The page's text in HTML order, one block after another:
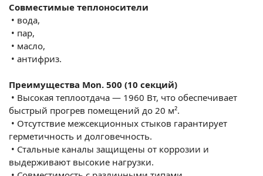
Совместимые теплоносители
• вода,
• пар,
• масло,
• антифриз.
Преимущества Mon. 500 (10 секций)
• Высокая теплоотдача — 1960 Вт, что обеспечивает
быстрый прогрев помещений до 20 м².
• Отсутствие межсекционных стыков гарантирует
герметичность и долговечность.
• Стальные каналы защищены от коррозии и
выдерживают высокие нагрузки.